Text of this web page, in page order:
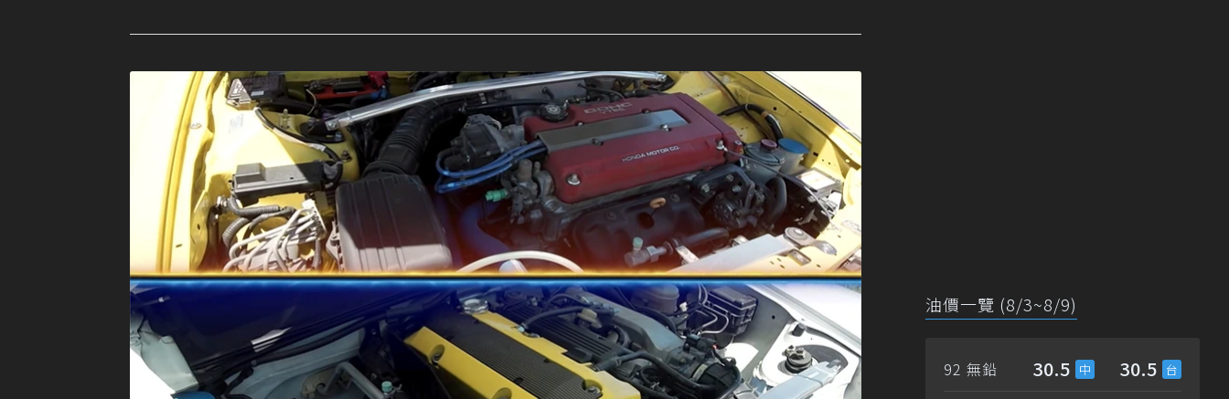
油價一覽 (8/3~8/9)
92 無鉛 30.5 30.5